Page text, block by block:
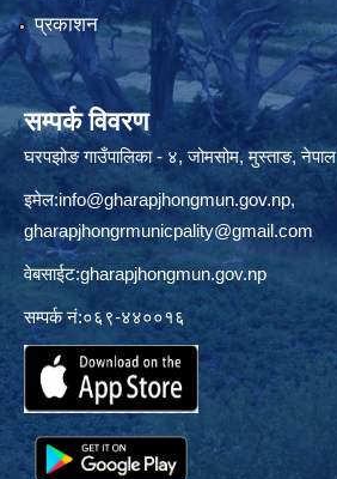
प्रकाशन
सम्पर्क विवरण
घरपझोङ गाउँपालिका - ४, जोमसोम, मुस्ताङ, नेपाल
इमेल:info@gharapjhongmun.gov.np,
gharapjhongrmunicpality@gmail.com
वेबसाईट:gharapjhongmun.gov.np
सम्पर्क नं:०६९-४४००१६